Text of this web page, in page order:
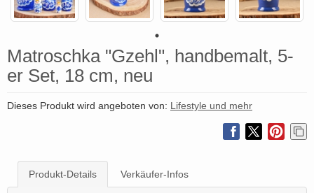
Matroschka "Gzehl", handbemalt, 5-
er Set, 18 cm, neu
Dieses Produkt wird angeboten von: Lifestyle und mehr
Produkt-Details Verkäufer-Infos